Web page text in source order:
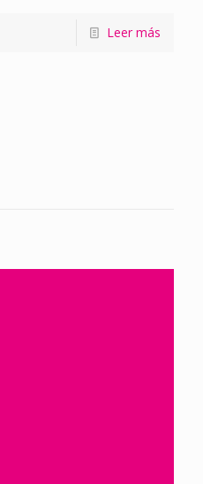
Leer más